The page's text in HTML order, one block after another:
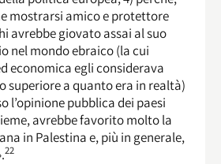
mostrarsi amico e protettore
avrebbe giovato assai al suo
nel mondo ebraico (la cui
economica egli considerava
superiore a quanto era in realtà)
l’opinione pubblica dei paesi
avrebbe favorito molto la
in Palestina e, più in generale,
22